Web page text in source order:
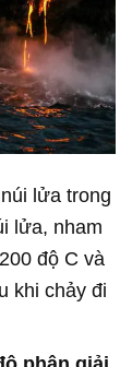
lửa trong
lửa, nham
độ C và
khi chảy đi